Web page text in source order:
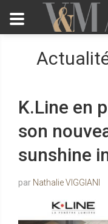
K.Line en
son
sunshine
Nathalie VIGGIANI